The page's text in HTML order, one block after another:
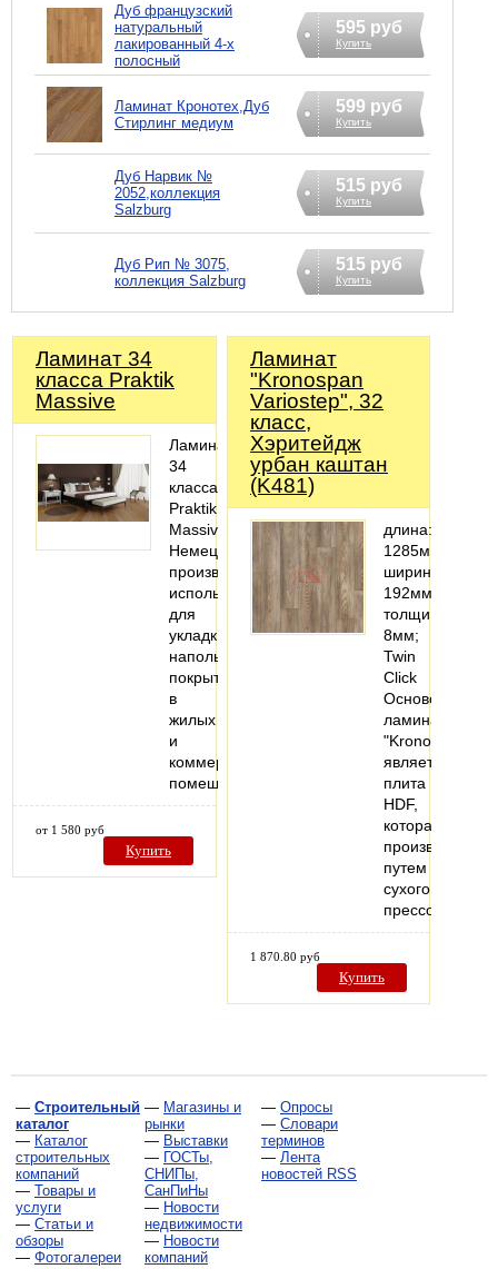
Дуб французский
натуральный
лакированный 4-х
полосный
595 руб
Купить
Ламинат Кронотех,Дуб
Стирлинг медиум
599 руб
Купить
Дуб Нарвик №
2052,коллекция
Salzburg
515 руб
Купить
Дуб Рип № 3075,
коллекция Salzburg
515 руб
Купить
Ламинат 34
класса Praktik
Massive
Ламинат
34
класса
Praktik
Massive
Немецкого
производства
используется
для
укладки
напольного
покрытия
в
жилых
и
коммерческих
помещениях.
от 1 580 руб
Купить
Ламинат
"Kronospan
Variostep", 32
класс,
Хэритейдж
урбан каштан
(K481)
длина:
1285мм;
ширина:
192мм;
толщина:
8мм;
Twin
Click
Основой
ламината
"Kronospan"
является
плита
HDF,
которая
производится
путем
сухого
прессования…
1 870.80 руб
Купить
— Строительный
каталог
— Каталог
строительных
компаний
— Товары и
услуги
— Статьи и
обзоры
— Фотогалереи
— Магазины и
рынки
— Выставки
— ГОСТы,
СНИПы,
СанПиНы
— Новости
недвижимости
— Новости
компаний
— Опросы
— Словари
терминов
— Лента
новостей RSS